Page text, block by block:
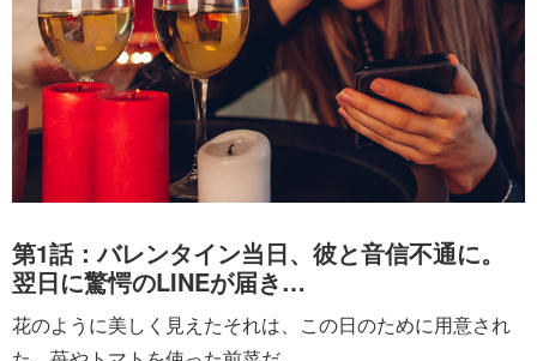
第1話：バレンタイン当日、彼と音信不通に。
翌日に驚愕のLINEが届き…
花のように美しく見えたそれは、この日のために用意され